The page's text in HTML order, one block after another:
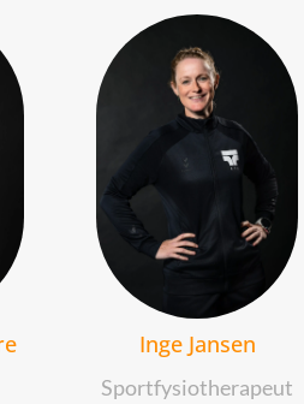
Inge Jansen
Sportfysiotherapeut